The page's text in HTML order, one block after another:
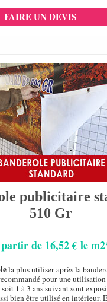
FAIRE UN DEVIS
publicitaire
510 Gr
de 16,52 € le
la plus utiliser après la
pour une
1 à 3 ans suivant sont
bien être utilisé en intérieur.